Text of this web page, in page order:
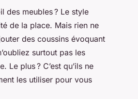
des meubles ? Le style
de la place. Mais rien ne
des coussins évoquant
surtout pas les
plus ? C’est qu’ils ne
les utiliser pour vous